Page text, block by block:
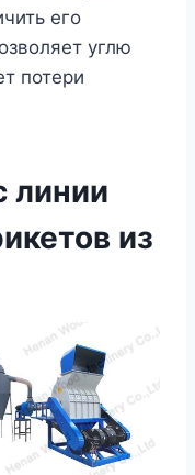
его
углю
потери
линии
из